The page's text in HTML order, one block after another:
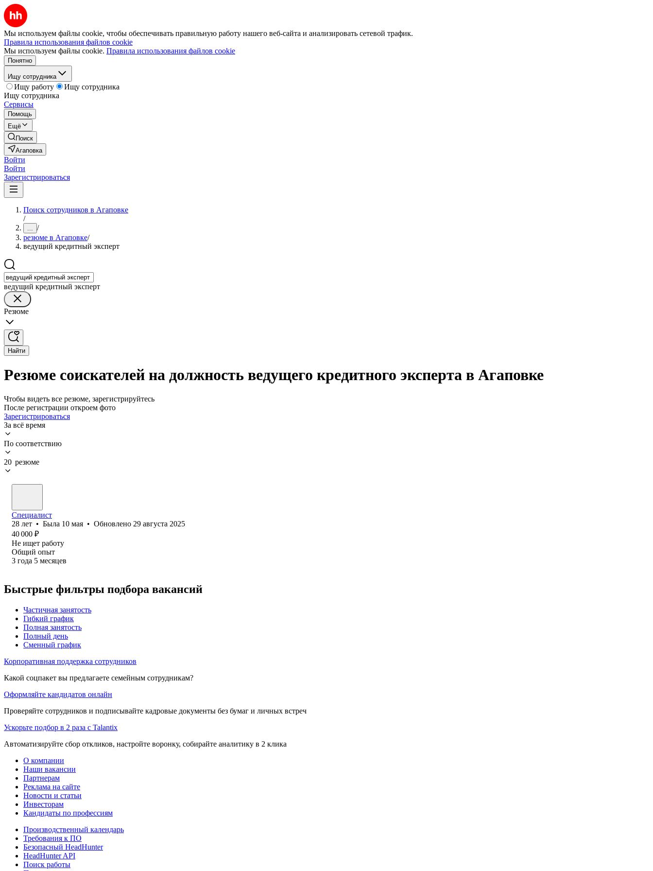
Мы используем файлы cookie, чтобы обеспечивать правильную работу нашего веб-сайта и анализировать сетевой трафик.
Правила использования файлов cookie
Мы используем файлы cookie. Правила использования файлов cookie
Понятно
Ищу сотрудника
Ищу работу
Ищу сотрудника
Ищу сотрудника
Сервисы
Помощь
Ещё
Поиск
Агаповка
Войти
Войти
Зарегистрироваться
Поиск сотрудников в Агаповке
/
... /
резюме в Агаповке/
ведущий кредитный эксперт
ведущий кредитный эксперт
Резюме
Найти
Резюме соискателей на должность ведущего кредитного эксперта в Агаповке
Чтобы видеть все резюме, зарегистрируйтесь
После регистрации откроем фото
Зарегистрироваться
За всё время
По соответствию
20 резюме
Специалист
28 лет • Была 10 мая • Обновлено 29 августа 2025
40 000 ₽
Не ищет работу
Общий опыт
3 года 5 месяцев
Быстрые фильтры подбора вакансий
Частичная занятость
Гибкий график
Полная занятость
Полный день
Сменный график
Корпоративная поддержка сотрудников
Какой соцпакет вы предлагаете семейным сотрудникам?
Оформляйте кандидатов онлайн
Проверяйте сотрудников и подписывайте кадровые документы без бумаг и личных встреч
Ускорьте подбор в 2 раза с Talantix
Автоматизируйте сбор откликов, настройте воронку, собирайте аналитику в 2 клика
О компании
Наши вакансии
Партнерам
Реклама на сайте
Новости и статьи
Инвесторам
Кандидаты по профессиям
Производственный календарь
Требования к ПО
Безопасный HeadHunter
HeadHunter API
Поиск работы